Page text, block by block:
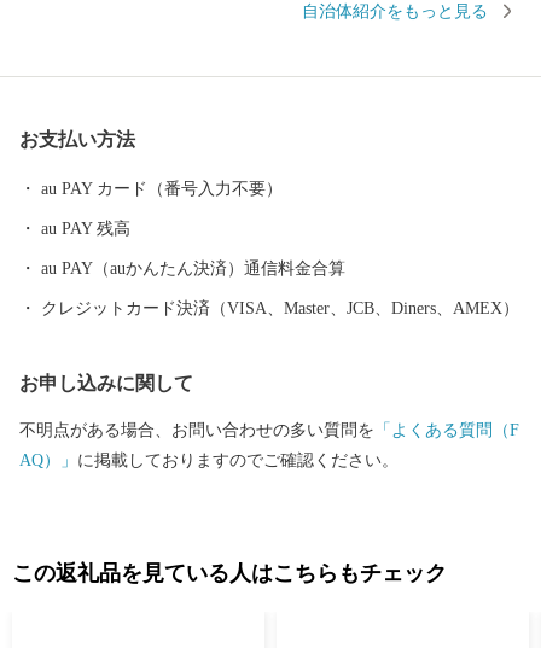
市民の手によって大切に継承されています。 その特色が認めら
合わせ 鶴岡市総務部総務課 ふるさと納税担当（平日8時30分~17
問い合わせ 株式会社チャンピオン(管理業務受託事業者) 営業時間
【平日】10:00〜18:00 ※土日祝祭日はお休みをいただいておりま
す。 TEL: 0120-153-012 E-mail：3012_turuoka@champion.co.jp
自治体紹介をもっと見る
お支払い方法
au PAY カード（番号入力不要）
au PAY 残高
au PAY（auかんたん決済）通信料金合算
クレジットカード決済（VISA、Master、JCB、Diners、AMEX）
お申し込みに関して
不明点がある場合、お問い合わせの多い質問を 「よくある質問（F
AQ）」 に掲載しておりますのでご確認ください。
この返礼品を見ている人はこちらもチェック